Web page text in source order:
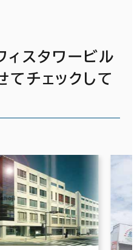
ィスタワービル
チェックして